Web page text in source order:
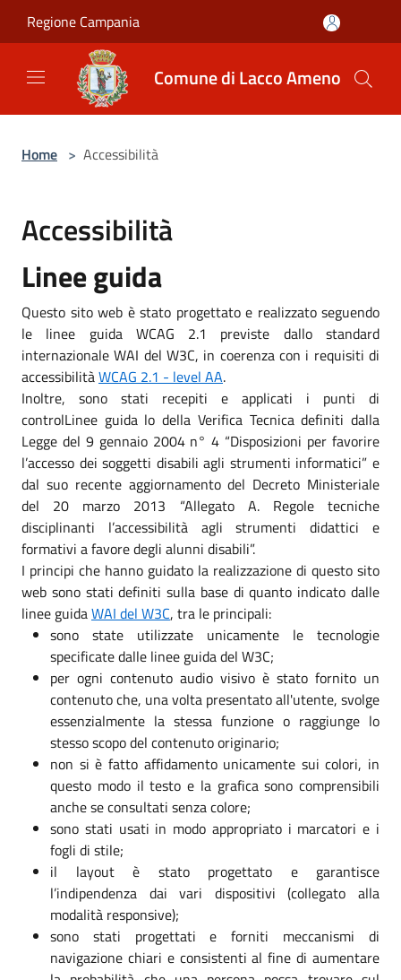
Regione Campania
Comune di Lacco Ameno
Home > Accessibilità
Accessibilità
Linee guida
Questo sito web è stato progettato e realizzato seguendo
le linee guida WCAG 2.1 previste dallo standard
internazionale WAI del W3C, in coerenza con i requisiti di
accessibilitàWCAG 2.1 - level AA.
Inoltre, sono stati recepiti e applicati i punti di
controlLinee guida lo della Verifica Tecnica definiti dalla
Legge del 9 gennaio 2004 n° 4 “Disposizioni per favorire
l’accesso dei soggetti disabili agli strumenti informatici” e
dal suo recente aggiornamento del Decreto Ministeriale
del 20 marzo 2013 “Allegato A. Regole tecniche
disciplinanti l’accessibilità agli strumenti didattici e
formativi a favore degli alunni disabili”.
I principi che hanno guidato la realizzazione di questo sito
web sono stati definiti sulla base di quanto indicato dalle
linee guidaWAI del W3C, tra le principali:
sono state utilizzate unicamente le tecnologie
specificate dalle linee guida del W3C;
per ogni contenuto audio visivo è stato fornito un
contenuto che, una volta presentato all'utente, svolge
essenzialmente la stessa funzione o raggiunge lo
stesso scopo del contenuto originario;
non si è fatto affidamento unicamente sui colori, in
questo modo il testo e la grafica sono comprensibili
anche se consultati senza colore;
sono stati usati in modo appropriato i marcatori e i
fogli di stile;
il layout è stato progettato e garantisce
l’indipendenza dai vari dispositivi (collegato alla
modalità responsive);
sono stati progettati e forniti meccanismi di
navigazione chiari e consistenti al fine di aumentare